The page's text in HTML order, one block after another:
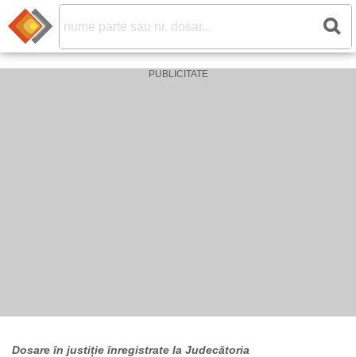
Dosare în justiție înregistrate la Judecătoria